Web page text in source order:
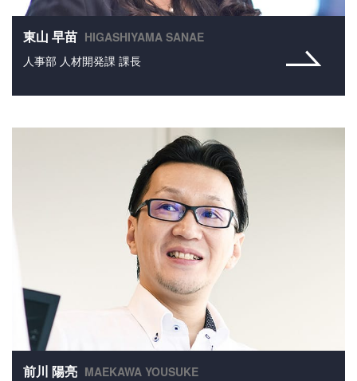
東山 早苗 HIGASHIYAMA SANAE
人事部 人材開発課 課長
前川 陽亮 MAEKAWA YOUSUKE